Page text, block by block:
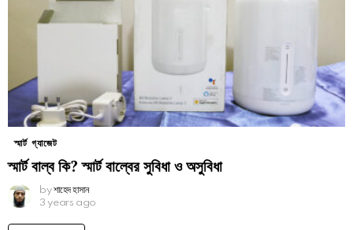
স্মার্ট গ্যাজেট
স্মার্ট বাল্ব কি? স্মার্ট বাল্বের সুবিধা ও অসুবিধা
by শাহেদ হাসান
3 years ago